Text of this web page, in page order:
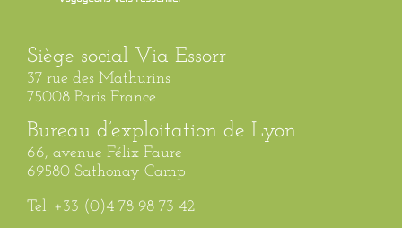
Siège social Via Essorr
37 rue des Mathurins
75008 Paris France
Bureau d’exploitation de Lyon
66, avenue Félix Faure
69580 Sathonay Camp
Tel. +33 (0)4 78 98 73 42